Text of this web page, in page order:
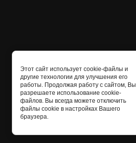
Этот сайт использует cookie-файлы и
другие технологии для улучшения его
работы. Продолжая работу с сайтом, Вы
разрешаете использование cookie-
файлов. Вы всегда можете отключить
файлы cookie в настройках Вашего
браузера.